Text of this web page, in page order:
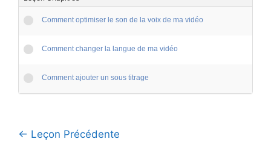
Comment optimiser le son de la voix de ma vidéo
Comment changer la langue de ma vidéo
Comment ajouter un sous titrage
← Leçon Précédente